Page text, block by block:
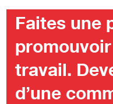
Faites une
travail.
d’une